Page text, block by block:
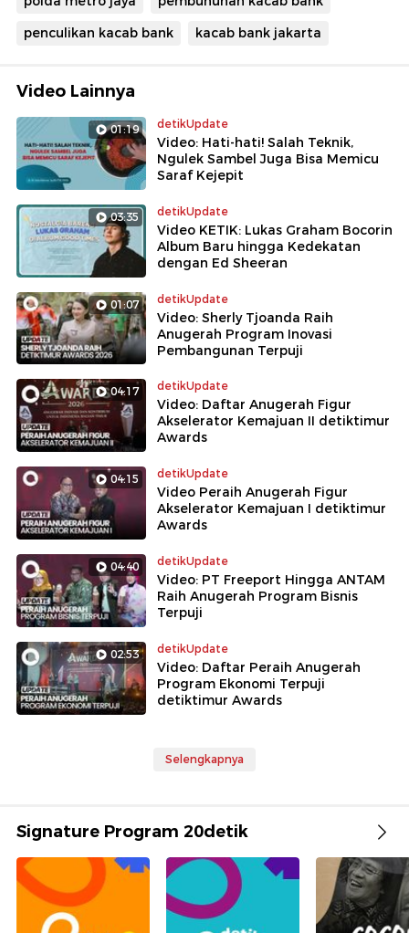
penculikan kacab bank
kacab bank jakarta
Video Lainnya
01:19 detikUpdate
Video: Hati-hati! Salah Teknik,
Ngulek Sambel Juga Bisa Memicu
Saraf Kejepit
03:35 detikUpdate
Video KETIK: Lukas Graham Bocorin
Album Baru hingga Kedekatan
dengan Ed Sheeran
01:07 detikUpdate
Video: Sherly Tjoanda Raih
Anugerah Program Inovasi
Pembangunan Terpuji
04:17 detikUpdate
Video: Daftar Anugerah Figur
Akselerator Kemajuan II detiktimur
Awards
04:15 detikUpdate
Video Peraih Anugerah Figur
Akselerator Kemajuan I detiktimur
Awards
04:40 detikUpdate
Video: PT Freeport Hingga ANTAM
Raih Anugerah Program Bisnis
Terpuji
02:53 detikUpdate
Video: Daftar Peraih Anugerah
Program Ekonomi Terpuji
detiktimur Awards
Selengkapnya
Signature Program 20detik